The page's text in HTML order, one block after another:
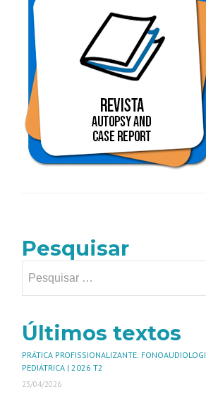
Pesquisar
Últimos textos
PRÁTICA PROFISSIONALIZANTE:
PEDIÁTRICA | 2026 T2
23/04/2026